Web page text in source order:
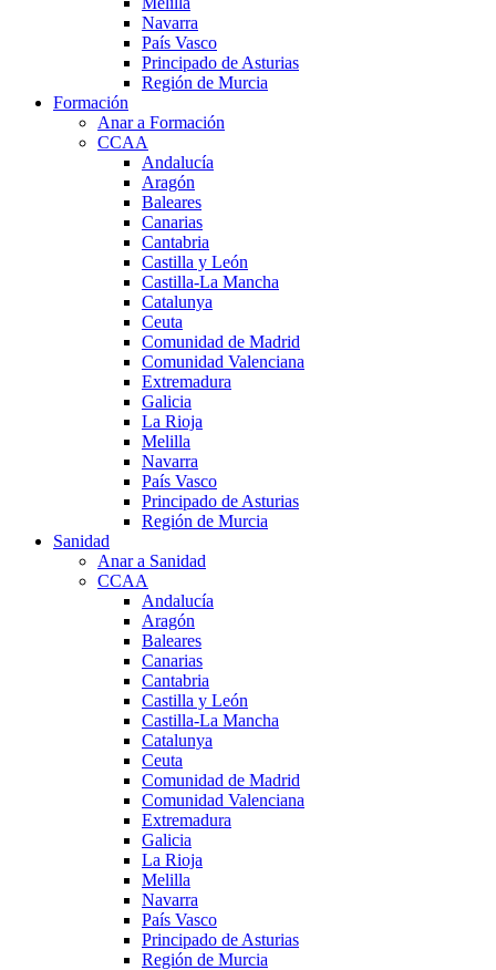
Navarra
País Vasco
Principado de Asturias
Región de Murcia
Formación
Anar a Formación
CCAA
Andalucía
Aragón
Baleares
Canarias
Cantabria
Castilla y León
Castilla-La Mancha
Catalunya
Ceuta
Comunidad de Madrid
Comunidad Valenciana
Extremadura
Galicia
La Rioja
Melilla
Navarra
País Vasco
Principado de Asturias
Región de Murcia
Sanidad
Anar a Sanidad
CCAA
Andalucía
Aragón
Baleares
Canarias
Cantabria
Castilla y León
Castilla-La Mancha
Catalunya
Ceuta
Comunidad de Madrid
Comunidad Valenciana
Extremadura
Galicia
La Rioja
Melilla
Navarra
País Vasco
Principado de Asturias
Región de Murcia